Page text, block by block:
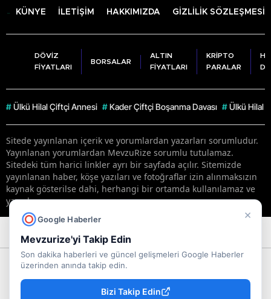
×
Google Haberler
Mevzurize'yi Takip Edin
Son dakika haberleri ve güncel gelişmeleri Google Haberler
üzerinden anında takip edin.
Bizi Takip Edin
KÜNYE İLETİŞİM HAKKIMIZDA GİZLİLİK SÖZLEŞMESİ
DÖVİZ
FİYATLARI
BORSALAR
ALTIN
FİYATLARI
KRİPTO
PARALAR
# Ülkü Hilal Çiftçi Annesi # Kader Çiftçi Boşanma Davası # Ülkü Hilal
Sitede yayınlanan içerik ve yorumlardan yazarları sorumludur.
Yayınlanan yorumlardan MevzuRize sorumlu tutulamaz.
Sitedeki tüm harici linkler ayrı bir sayfada açılır. Sitemizde
yayınlanan haber, köşe yazıları ve fotoğraflar izin alınmaksızın
kaynak gösterilse dahi, herhangi bir ortamda kullanılamaz ve
yayınlanamaz